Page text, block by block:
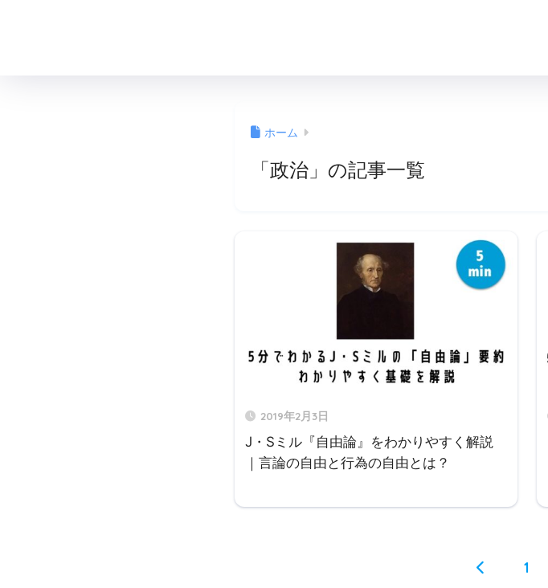
ホーム
「政治」の記事一覧
2019年2月3日
J・Sミル『自由論』をわかりやすく解説
｜言論の自由と行為の自由とは？
1